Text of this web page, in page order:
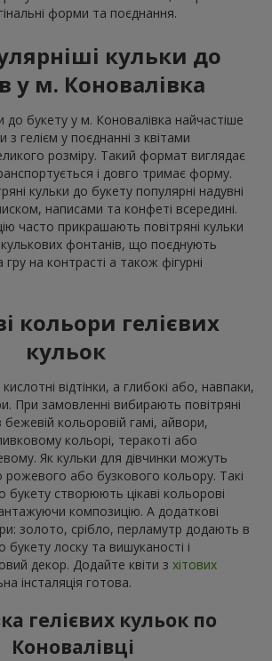
форми та поєднання.
кульки до
у м. Коновалівка
до букету у м. Коновалівка найчастіше
гелієм у поєднанні з квітами
розміру. Такий формат виглядає
і довго тримає форму.
кульки до букету популярні надувні
написами та конфеті всередині.
часто прикрашають повітряні кульки
фонтанів, що поєднують
на контрасті а також фігурні
кольори гелієвих
кульок
відтінки, а глибокі або, навпаки,
При замовленні вибирають повітряні
кольоровій гамі, айвори,
кольорі, теракоті або
Як кульки для дівчинки можуть
рожевого або бузкового кольору. Такі
букету створюють цікаві кольорові
композицію. А додаткові
золото, срібло, перламутр додають в
букету лоску та вишуканості і
декор. Додайте квіти з хітових
інсталяція готова.
гелієвих кульок по
Коновалівці